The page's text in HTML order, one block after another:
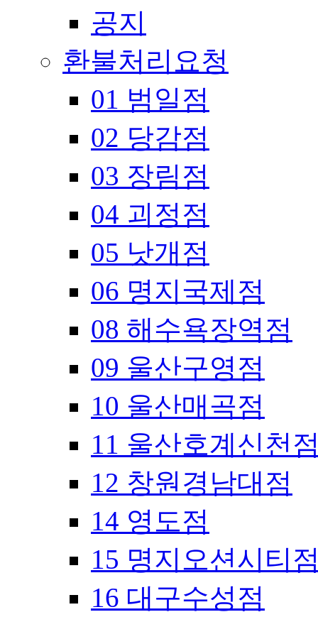
공지
환불처리요청
01 범일점
02 당감점
03 장림점
04 괴정점
05 낫개점
06 명지국제점
08 해수욕장역점
09 울산구영점
10 울산매곡점
11 울산호계신천
12 창원경남대점
14 영도점
15 명지오션시티
16 대구수성점